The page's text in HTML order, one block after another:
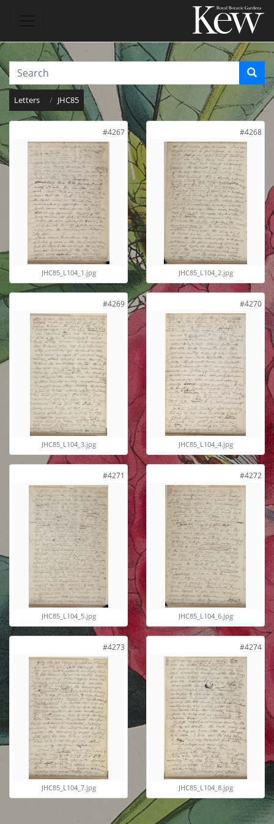
Letters JHC85
#4267
JHC85_L104_1.jpg
#4268
JHC85_L104_2.jpg
#4269
JHC85_L104_3.jpg
#4270
JHC85_L104_4.jpg
#4271
JHC85_L104_5.jpg
#4272
JHC85_L104_6.jpg
#4273
JHC85_L104_7.jpg
#4274
JHC85_L104_8.jpg